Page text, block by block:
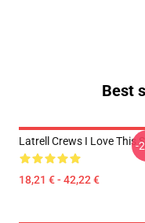
Best
Latrell Crews I Love This
18,21 € - 42,22 €
-